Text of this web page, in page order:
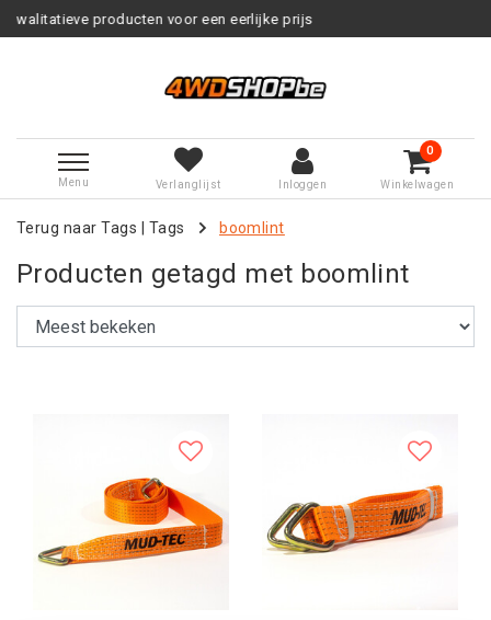
producten voor een eerlijke prijs
Menu Verlanglijst Inloggen
0
Winkelwagen
Terug naar Tags Tags boomlint
Producten getagd met boomlint